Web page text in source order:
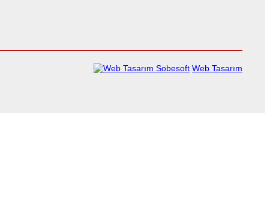
Sobesoft Web Tasarım